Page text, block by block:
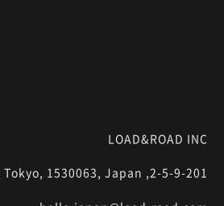
LOAD&ROAD INC
2-5-9-201, Meguro, Meguro-ku, Tokyo, 1530063, Japan